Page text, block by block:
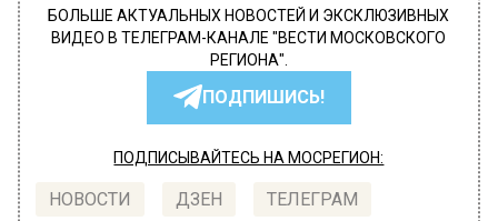
БОЛЬШЕ АКТУАЛЬНЫХ НОВОСТЕЙ И ЭКСКЛЮЗИВНЫХ
ВИДЕО В ТЕЛЕГРАМ-КАНАЛЕ "ВЕСТИ МОСКОВСКОГО
РЕГИОНА".
ПОДПИШИСЬ!
ПОДПИСЫВАЙТЕСЬ НА МОСРЕГИОН:
НОВОСТИ ДЗЕН ТЕЛЕГРАМ